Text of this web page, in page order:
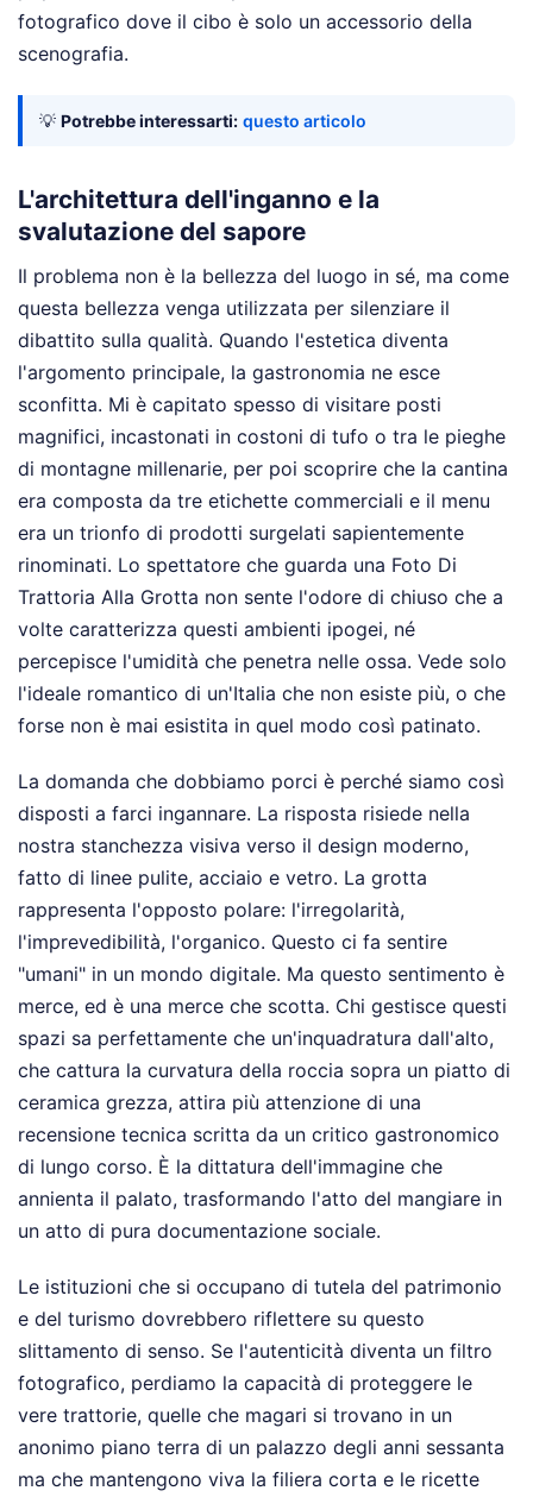
fotografico dove il cibo è solo un accessorio della
scenografia.
💡 Potrebbe interessarti: questo articolo
L'architettura dell'inganno e la
svalutazione del sapore
Il problema non è la bellezza del luogo in sé, ma come
questa bellezza venga utilizzata per silenziare il
dibattito sulla qualità. Quando l'estetica diventa
l'argomento principale, la gastronomia ne esce
sconfitta. Mi è capitato spesso di visitare posti
magnifici, incastonati in costoni di tufo o tra le pieghe
di montagne millenarie, per poi scoprire che la cantina
era composta da tre etichette commerciali e il menu
era un trionfo di prodotti surgelati sapientemente
rinominati. Lo spettatore che guarda una Foto Di
Trattoria Alla Grotta non sente l'odore di chiuso che a
volte caratterizza questi ambienti ipogei, né
percepisce l'umidità che penetra nelle ossa. Vede solo
l'ideale romantico di un'Italia che non esiste più, o che
forse non è mai esistita in quel modo così patinato.
La domanda che dobbiamo porci è perché siamo così
disposti a farci ingannare. La risposta risiede nella
nostra stanchezza visiva verso il design moderno,
fatto di linee pulite, acciaio e vetro. La grotta
rappresenta l'opposto polare: l'irregolarità,
l'imprevedibilità, l'organico. Questo ci fa sentire
"umani" in un mondo digitale. Ma questo sentimento è
merce, ed è una merce che scotta. Chi gestisce questi
spazi sa perfettamente che un'inquadratura dall'alto,
che cattura la curvatura della roccia sopra un piatto di
ceramica grezza, attira più attenzione di una
recensione tecnica scritta da un critico gastronomico
di lungo corso. È la dittatura dell'immagine che
annienta il palato, trasformando l'atto del mangiare in
un atto di pura documentazione sociale.
Le istituzioni che si occupano di tutela del patrimonio
e del turismo dovrebbero riflettere su questo
slittamento di senso. Se l'autenticità diventa un filtro
fotografico, perdiamo la capacità di proteggere le
vere trattorie, quelle che magari si trovano in un
anonimo piano terra di un palazzo degli anni sessanta
ma che mantengono viva la filiera corta e le ricette